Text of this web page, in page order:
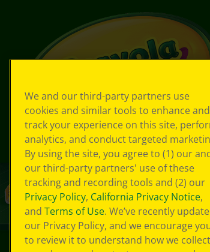
We and our third-party partners use
cookies and similar tools to enhance and
track your experience on this site,
analytics, and conduct targeted
By using the site, you agree to (1) our
our third-party partners' use of these
tracking and recording tools and (2) our
Privacy Policy, California Privacy Notice,
and Terms of Use. We’ve recently
our Privacy Policy, and we encourage
to review it to understand how we